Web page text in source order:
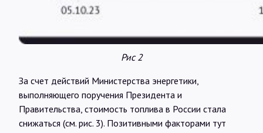
Рис 2
За счет действий Министерства энергетики,
выполняющего поручения Президента и
Правительства, стоимость топлива в России стала
снижаться (см. рис. 3). Позитивными факторами тут